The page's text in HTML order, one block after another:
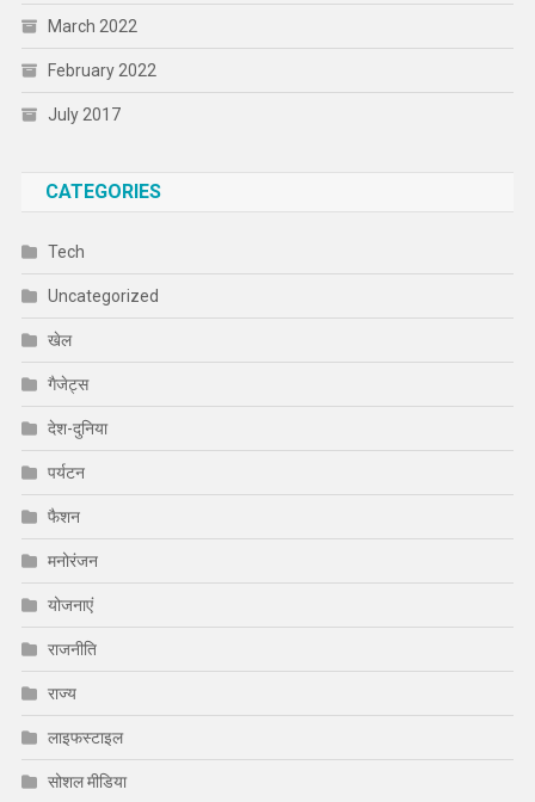
March 2022
February 2022
July 2017
CATEGORIES
Tech
Uncategorized
खेल
गैजेट्स
देश-दुनिया
पर्यटन
फैशन
मनोरंजन
योजनाएं
राजनीति
राज्य
लाइफस्टाइल
सोशल मीडिया